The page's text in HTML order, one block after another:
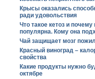
Крысы оказались
ради удовольствия
Что такое кетоз и почему
популярна. Кому она
Чай защищает мозг
Красный виноград –
свойства
Какие продукты нужно
октябре